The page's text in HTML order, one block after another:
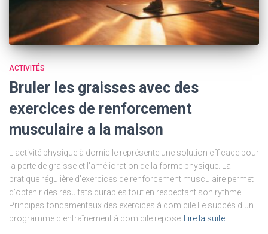
ACTIVITÉS
Bruler les graisses avec des
exercices de renforcement
musculaire a la maison
L'activité physique à domicile représente une solution efficace pour
la perte de graisse et l'amélioration de la forme physique. La
pratique régulière d'exercices de renforcement musculaire permet
d'obtenir des résultats durables tout en respectant son rythme.
Principes fondamentaux des exercices à domicile Le succès d'un
programme d'entraînement à domicile repose Lire la suite